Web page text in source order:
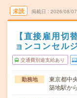
未読 掲載日 2026/08/07
【直接雇用切
ョンコンセル
交通費別途支給あり
勤務地
東京都中
築地駅か